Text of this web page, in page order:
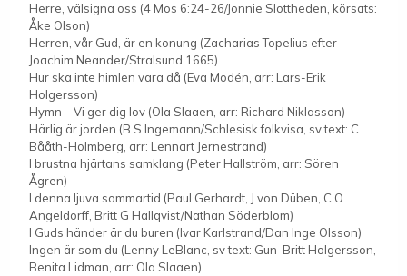
Herre, välsigna oss (4 Mos 6:24-26/Jonnie Slottheden, körsats:
Åke Olson)
Herren, vår Gud, är en konung (Zacharias Topelius efter
Joachim Neander/Stralsund 1665)
Hur ska inte himlen vara då (Eva Modén, arr: Lars-Erik
Holgersson)
Hymn – Vi ger dig lov (Ola Slaaen, arr: Richard Niklasson)
Härlig är jorden (B S Ingemann/Schlesisk folkvisa, sv text: C
Bååth-Holmberg, arr: Lennart Jernestrand)
I brustna hjärtans samklang (Peter Hallström, arr: Sören
Ågren)
I denna ljuva sommartid (Paul Gerhardt, J von Düben, C O
Angeldorff, Britt G Hallqvist/Nathan Söderblom)
I Guds händer är du buren (Ivar Karlstrand/Dan Inge Olsson)
Ingen är som du (Lenny LeBlanc, sv text: Gun-Britt Holgersson,
Benita Lidman, arr: Ola Slaaen)